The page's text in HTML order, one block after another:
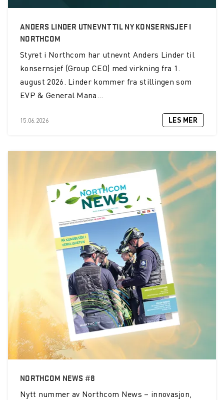
ANDERS LINDER UTNEVNT TIL NY KONSERNSJEF I
NORTHCOM
Styret i Northcom har utnevnt Anders Linder til
konsernsjef (Group CEO) med virkning fra 1.
august 2026. Linder kommer fra stillingen som
EVP & General Mana...
15.06.2026 LES MER
NORTHCOM NEWS #8
Nytt nummer av Northcom News – innovasjon,